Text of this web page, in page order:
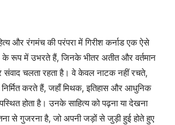
और रंगमंच की परंपरा में गिरीश कर्नाड एक ऐसे
के रूप में उभरते हैं, जिनके भीतर अतीत और वर्तमान
संवाद चलता रहता है। वे केवल नाटक नहीं रचते,
करते हैं, जहाँ मिथक, इतिहास और आधुनिक
होता है। उनके साहित्य को पढ़ना या देखना
से गुजरना है, जो अपनी जड़ों से जुड़ी हुई होते हुए